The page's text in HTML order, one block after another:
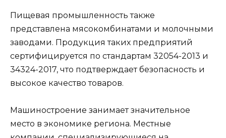
Пищевая промышленность также
представлена мясокомбинатами и молочными
заводами. Продукция таких предприятий
сертифицируется по стандартам 32054-2013 и
34324-2017, что подтверждает безопасность и
высокое качество товаров.
Машиностроение занимает значительное
место в экономике региона. Местные